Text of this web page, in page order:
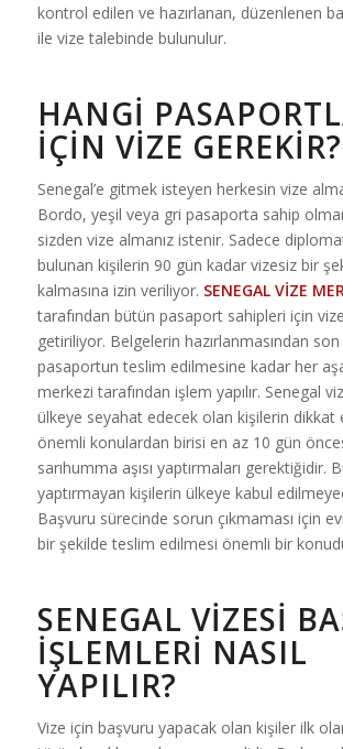
kontrol edilen ve hazırlanan, düzenlenen
ile vize talebinde bulunulur.
HANGI
İÇIN VIZE GEREKIR?
Senegal’e gitmek isteyen herkesin vize
Bordo, yeşil veya gri pasaporta sahip
sizden vize almanız istenir. Sadece
bulunan kişilerin 90 gün kadar vizesiz bir
kalmasına izin veriliyor. SENEGAL VİZE
tarafından bütün pasaport sahipleri için
getiriliyor. Belgelerin hazırlanmasından
pasaportun teslim edilmesine kadar her
merkezi tarafından işlem yapılır. Senegal
ülkeye seyahat edecek olan kişilerin dikkat
önemli konulardan birisi en az 10 gün
sarıhumma aşısı yaptırmaları gerektiğidir.
yaptırmayan kişilerin ülkeye kabul
Başvuru sürecinde sorun çıkmaması için
bir şekilde teslim edilmesi önemli bir
SENEGAL VIZESI
İŞLEMLERI NASIL
YAPILIR?
Vize için başvuru yapacak olan kişiler ilk